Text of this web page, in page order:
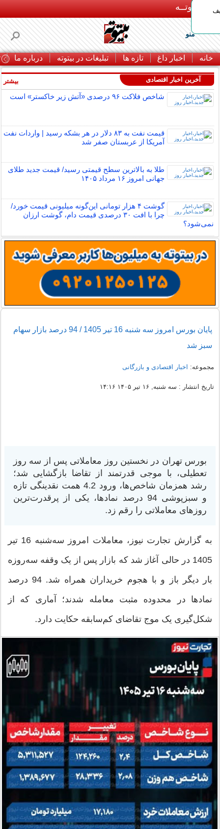
بـیتوتــه
منو
خانه اخبار داغ تازه ها تبلیغات در بیتوته درباره ما
آخرین اخبار اقتصادی
شاخص فلاکت ۹۶ درصدی «آتش زیر خاکستر» است
قیمت نفت به ۸۳ دلار در هر بشکه رسید | واردات نفت
آمریکا از عربستان صفر شد
طلا به بالاترین سطح قیمتی رسید/ قیمت جدید طلای
جهانی امروز ۱۶ مرداد ۱۴۰۵
گوشت ۴ هزار تومانی این‌گونه میلیونی قیمت خورد/
چرا با افت ۳۰ درصدی قیمت دام، گوشت ارزان
نمی‌شود؟
بیشتر
پایان بورس امروز سه شنبه 16 تیر 1405 / 94 درصد بازار سهام
سبز شد
مجموعه: اخبار اقتصادی و بازرگانی
تاریخ انتشار : سه شنبه, ۱۶ تیر ۱۴۰۵ ۱۴:۱۶
بورس تهران در نخستین روز معاملاتی پس از سه روز
تعطیلی، با موجی قدرتمند از تقاضا بازگشایی شد؛
رشد همزمان شاخص‌ها، ورود 4.2 همت نقدینگی تازه
و سبزپوشی 94 درصد نمادها، یکی از پرقدرت‌ترین
روزهای معاملاتی را رقم زد.
به گزارش تجارت نیوز، معاملات امروز سه‌شنبه 16 تیر
1405 در حالی آغاز شد که بازار پس از یک وقفه سه‌روزه
بار دیگر باز و با هجوم خریداران همراه شد. 94 درصد
نمادها در محدوده مثبت معامله شدند؛ آماری که از
شکل‌گیری یک موج تقاضای کم‌سابقه حکایت دارد.